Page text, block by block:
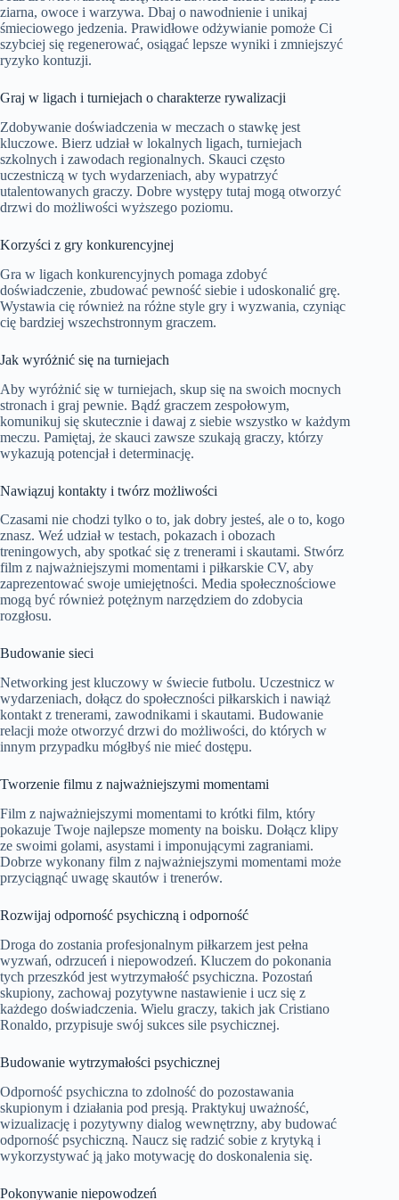
ziarna, owoce i warzywa. Dbaj o nawodnienie i unikaj
śmieciowego jedzenia. Prawidłowe odżywianie pomoże Ci
szybciej się regenerować, osiągać lepsze wyniki i zmniejszyć
ryzyko kontuzji.
Graj w ligach i turniejach o charakterze rywalizacji
Zdobywanie doświadczenia w meczach o stawkę jest
kluczowe. Bierz udział w lokalnych ligach, turniejach
szkolnych i zawodach regionalnych. Skauci często
uczestniczą w tych wydarzeniach, aby wypatrzyć
utalentowanych graczy. Dobre występy tutaj mogą otworzyć
drzwi do możliwości wyższego poziomu.
Korzyści z gry konkurencyjnej
Gra w ligach konkurencyjnych pomaga zdobyć
doświadczenie, zbudować pewność siebie i udoskonalić grę.
Wystawia cię również na różne style gry i wyzwania, czyniąc
cię bardziej wszechstronnym graczem.
Jak wyróżnić się na turniejach
Aby wyróżnić się w turniejach, skup się na swoich mocnych
stronach i graj pewnie. Bądź graczem zespołowym,
komunikuj się skutecznie i dawaj z siebie wszystko w każdym
meczu. Pamiętaj, że skauci zawsze szukają graczy, którzy
wykazują potencjał i determinację.
Nawiązuj kontakty i twórz możliwości
Czasami nie chodzi tylko o to, jak dobry jesteś, ale o to, kogo
znasz. Weź udział w testach, pokazach i obozach
treningowych, aby spotkać się z trenerami i skautami. Stwórz
film z najważniejszymi momentami i piłkarskie CV, aby
zaprezentować swoje umiejętności. Media społecznościowe
mogą być również potężnym narzędziem do zdobycia
rozgłosu.
Budowanie sieci
Networking jest kluczowy w świecie futbolu. Uczestnicz w
wydarzeniach, dołącz do społeczności piłkarskich i nawiąż
kontakt z trenerami, zawodnikami i skautami. Budowanie
relacji może otworzyć drzwi do możliwości, do których w
innym przypadku mógłbyś nie mieć dostępu.
Tworzenie filmu z najważniejszymi momentami
Film z najważniejszymi momentami to krótki film, który
pokazuje Twoje najlepsze momenty na boisku. Dołącz klipy
ze swoimi golami, asystami i imponującymi zagraniami.
Dobrze wykonany film z najważniejszymi momentami może
przyciągnąć uwagę skautów i trenerów.
Rozwijaj odporność psychiczną i odporność
Droga do zostania profesjonalnym piłkarzem jest pełna
wyzwań, odrzuceń i niepowodzeń. Kluczem do pokonania
tych przeszkód jest wytrzymałość psychiczna. Pozostań
skupiony, zachowaj pozytywne nastawienie i ucz się z
każdego doświadczenia. Wielu graczy, takich jak Cristiano
Ronaldo, przypisuje swój sukces sile psychicznej.
Budowanie wytrzymałości psychicznej
Odporność psychiczna to zdolność do pozostawania
skupionym i działania pod presją. Praktykuj uważność,
wizualizację i pozytywny dialog wewnętrzny, aby budować
odporność psychiczną. Naucz się radzić sobie z krytyką i
wykorzystywać ją jako motywację do doskonalenia się.
Pokonywanie niepowodzeń